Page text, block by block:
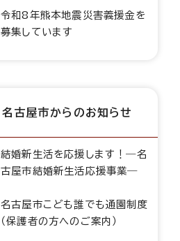
令和8年熊本地震災害義援金を
募集しています
名古屋市からのお知らせ
結婚新生活を応援します！―名
古屋市結婚新生活応援事業―
名古屋市こども誰でも通園制度
（保護者の方へのご案内）